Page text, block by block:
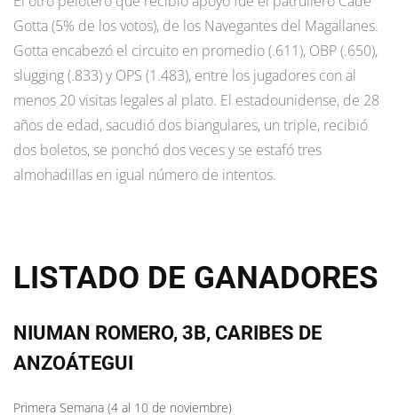
Gotta (5% de los votos), de los Navegantes del Magallanes.
Gotta encabezó el circuito en promedio (.611), OBP (.650),
slugging (.833) y OPS (1.483), entre los jugadores con al
menos 20 visitas legales al plato. El estadounidense, de 28
años de edad, sacudió dos biangulares, un triple, recibió
dos boletos, se ponchó dos veces y se estafó tres
almohadillas en igual número de intentos.
LISTADO DE GANADORES
NIUMAN ROMERO, 3B, CARIBES DE
ANZOÁTEGUI
Primera Semana (4 al 10 de noviembre)